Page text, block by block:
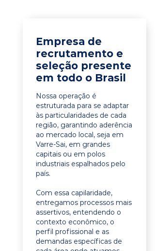
Empresa de
recrutamento e
seleção presente
em todo o Brasil
Nossa operação é
estruturada para se adaptar
às particularidades de cada
região, garantindo aderência
ao mercado local, seja em
Varre-Sai, em grandes
capitais ou em polos
industriais espalhados pelo
país.
Com essa capilaridade,
entregamos processos mais
assertivos, entendendo o
contexto econômico, o
perfil profissional e as
demandas específicas de